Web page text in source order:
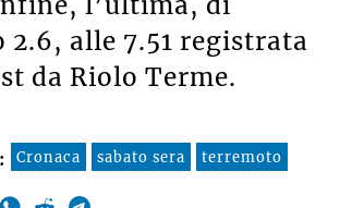
2.6, alle 7.51 registrata
da Riolo Terme.
Cronaca sabato sera terremoto